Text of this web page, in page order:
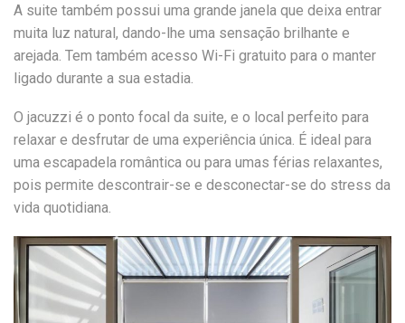
A suite também possui uma grande janela que deixa entrar
muita luz natural, dando-lhe uma sensação brilhante e
arejada. Tem também acesso Wi-Fi gratuito para o manter
ligado durante a sua estadia.
O jacuzzi é o ponto focal da suite, e o local perfeito para
relaxar e desfrutar de uma experiência única. É ideal para
uma escapadela romântica ou para umas férias relaxantes,
pois permite descontrair-se e desconectar-se do stress da
vida quotidiana.